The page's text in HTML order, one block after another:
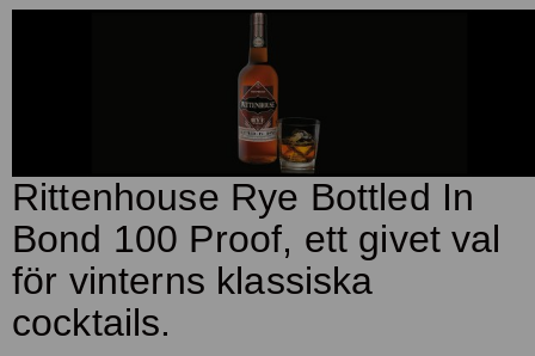
Rittenhouse Rye Bottled In
Bond 100 Proof, ett givet val
för vinterns klassiska
cocktails.